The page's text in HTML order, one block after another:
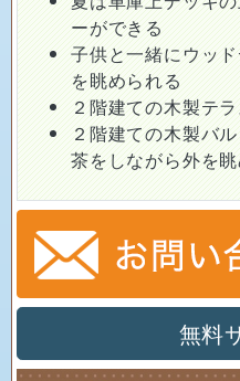
ーができる
子供と一緒にウッ
を眺められる
２階建ての木製テ
２階建ての木製バ
茶をしながら外を
無料